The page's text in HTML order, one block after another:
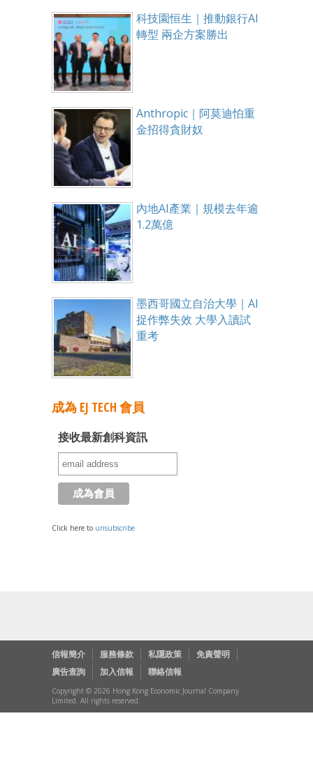
科技園恒生｜推動銀行AI
轉型 兩企方案勝出
Anthropic｜阿莫迪怕重
金招得貪財奴
內地AI產業｜規模去年逾
1.2萬億
墨西哥國立自治大學｜AI
捉作弊失效 大學入讀試
重考
成為 EJ TECH 會員
接收最新創科資訊
Click here to unsubscribe
信報簡介 服務條款 私隱政策
免責聲明
廣告查詢
加入信報 聯絡信報
Copyright © 2026 Hong Kong Economic Journal Company
Limited. All rights reserved.